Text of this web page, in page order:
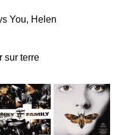
You, Helen
sur terre